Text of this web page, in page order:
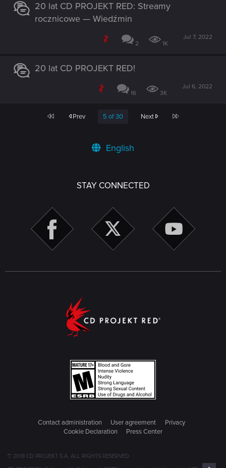
20 lat CD PROJEKT RED: Streamy
rocznicowe — Wiedźmin
2 1K
Jul 7, 2022
20 lat CD PROJEKT RED!
16 3K
Jul 6, 2022
First Prev 5 of 30 Next Last
English
STAY CONNECTED
Contact administration User agreement
Privacy
Cookie Declaration
Press Center
© 2018 CD PROJEKT S.A. ALL RIGHTS RESERVED